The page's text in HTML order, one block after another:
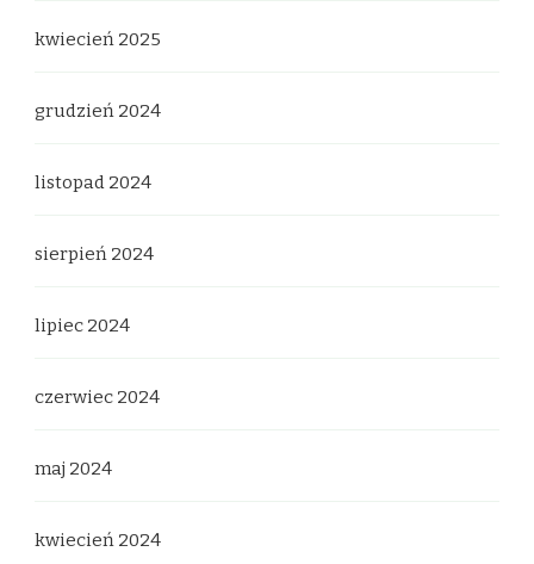
kwiecień 2025
grudzień 2024
listopad 2024
sierpień 2024
lipiec 2024
czerwiec 2024
maj 2024
kwiecień 2024